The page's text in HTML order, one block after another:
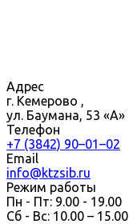
Адрес
г. Кемерово ,
ул. Баумана, 53 «А»
Телефон
+7 (3842) 90–01–02
Email
info@ktzsib.ru
Режим работы
Пн - Пт: 9.00 - 19.00
Сб - Вс: 10.00 – 15.00